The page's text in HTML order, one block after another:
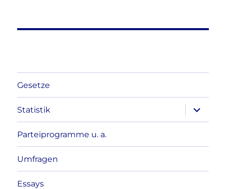
Gesetze
Statistik
anzeigen
Parteiprogramme u. a.
Umfragen
Essays